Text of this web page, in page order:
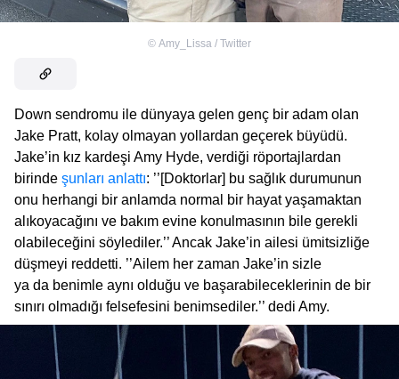
© Amy_Lissa / Twitter
Down sendromu ile dünyaya gelen genç bir adam olan
Jake Pratt, kolay olmayan yollardan geçerek büyüdü.
Jake’in kız kardeşi Amy Hyde, verdiği röportajlardan
birinde şunları anlattı: ’’[Doktorlar] bu sağlık durumunun
onu herhangi bir anlamda normal bir hayat yaşamaktan
alıkoyacağını ve bakım evine konulmasının bile gerekli
olabileceğini söylediler.’’ Ancak Jake’in ailesi ümitsizliğe
düşmeyi reddetti. ’’Ailem her zaman Jake’in sizle
ya da benimle aynı olduğu ve başarabileceklerinin de bir
sınırı olmadığı felsefesini benimsediler.’’ dedi Amy.